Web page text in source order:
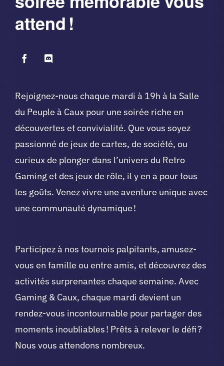
attend !
Rejoignez-nous chaque mardi à 19h à la Salle
du Peuple à Caux pour une soirée riche en
découvertes et convivialité. Que vous soyez
passionné de jeux de cartes, de société, ou
curieux de plonger dans l’univers du Retro
Gaming et des jeux de rôle, il y en a pour tous
les goûts. Venez vivre une aventure unique avec
une communauté dynamique !
Participez à nos tournois palpitants, amusez-
vous en famille ou entre amis, et découvrez des
activités surprenantes chaque semaine. Avec
Gaming & Caux, chaque mardi devient un
rendez-vous incontournable pour partager des
moments inoubliables ! Prêts à relever le défi ?
Nous vous attendons nombreux.